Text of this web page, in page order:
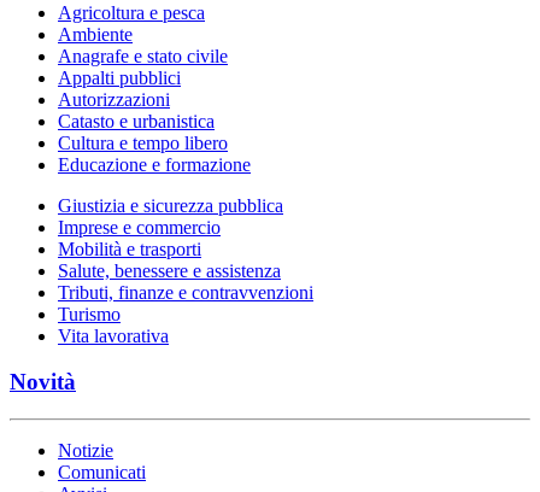
Agricoltura e pesca
Ambiente
Anagrafe e stato civile
Appalti pubblici
Autorizzazioni
Catasto e urbanistica
Cultura e tempo libero
Educazione e formazione
Giustizia e sicurezza pubblica
Imprese e commercio
Mobilità e trasporti
Salute, benessere e assistenza
Tributi, finanze e contravvenzioni
Turismo
Vita lavorativa
Novità
Notizie
Comunicati